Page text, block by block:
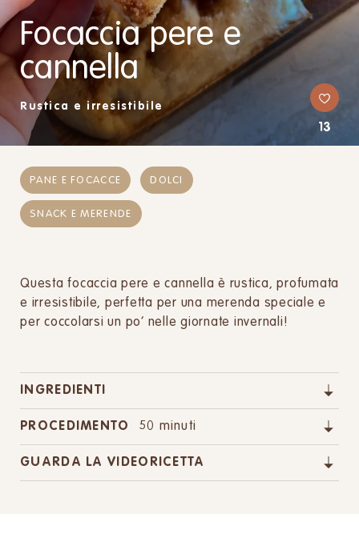
Focaccia pere e
cannella
Rustica e irresistibile
13
PANE E FOCACCE DOLCI
SNACK E MERENDE
Questa focaccia pere e cannella è rustica, profumata
e irresistibile, perfetta per una merenda speciale e
per coccolarsi un po’ nelle giornate invernali!
INGREDIENTI
PROCEDIMENTO 50 minuti
GUARDA LA VIDEORICETTA